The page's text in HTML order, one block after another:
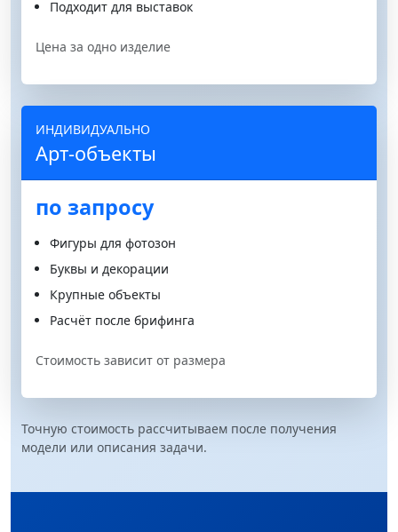
Подходит для выставок
Цена за одно изделие
ИНДИВИДУАЛЬНО
Арт-объекты
по запросу
Фигуры для фотозон
Буквы и декорации
Крупные объекты
Расчёт после брифинга
Стоимость зависит от размера
Точную стоимость рассчитываем после получения
модели или описания задачи.